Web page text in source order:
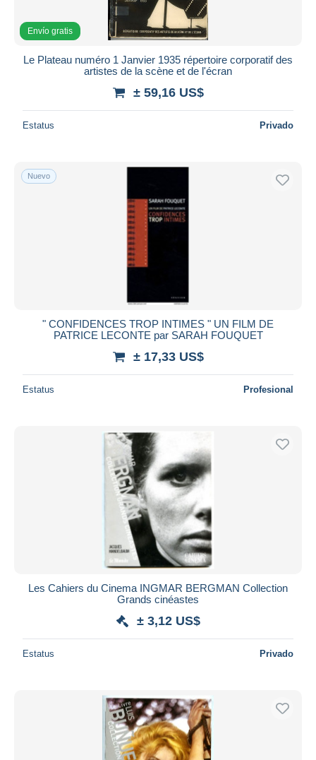
Envío gratis
Le Plateau numéro 1 Janvier 1935 répertoire corporatif des
artistes de la scène et de l'écran
± 59,16 US$
Estatus Privado
Nuevo
" CONFIDENCES TROP INTIMES " UN FILM DE
PATRICE LECONTE par SARAH FOUQUET
± 17,33 US$
Estatus Profesional
Les Cahiers du Cinema INGMAR BERGMAN Collection
Grands cinéastes
± 3,12 US$
Estatus Privado